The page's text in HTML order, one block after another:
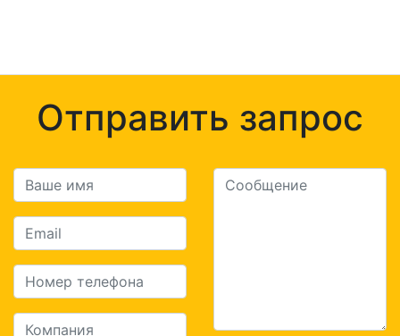
Отправить запрос